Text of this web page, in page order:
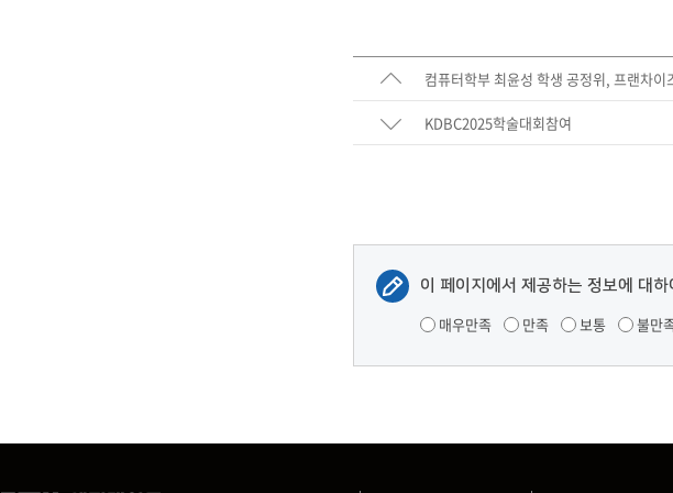
컴퓨터학부 최윤성 학생 공정위, 프랜차
KDBC2025학술대회참여
이 페이지에서 제공하는 정보에 대
매우만족 만족 보통 불만